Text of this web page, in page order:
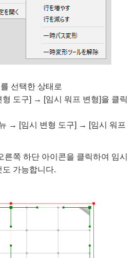
선택한 상태로
도구] → [임시 워프 변형]을 클릭
→ [임시 변형 도구] → [임시 워프
른쪽 하단 아이콘을 클릭하여 임시
가능합니다.